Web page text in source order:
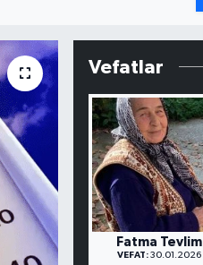
Vefatlar
Fatma Tevlim
VEFAT: 30.01.2026